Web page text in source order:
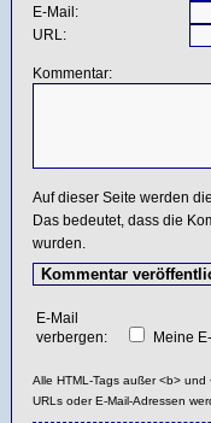
E-Mail:
URL:
Kommentar:
Auf dieser Seite werden
Das bedeutet, dass die
wurden.
E-Mail
verbergen:
Meine
Alle HTML-Tags außer <b>
URLs oder E-Mail-Adressen